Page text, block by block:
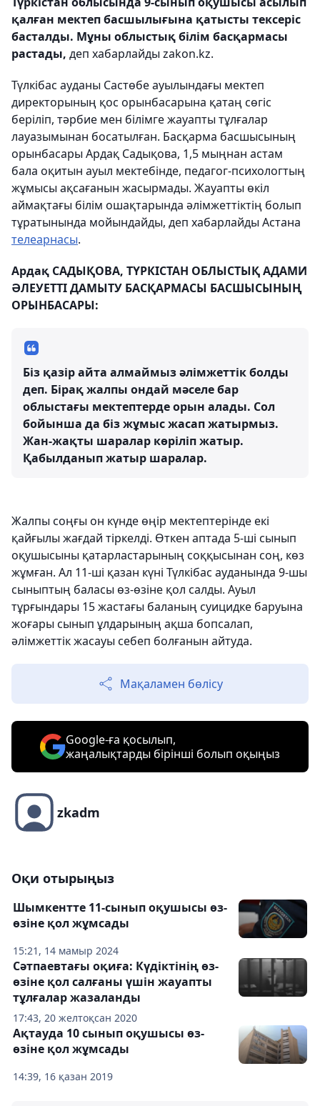
қалған мектеп басшылығына қатысты тексеріс
басталды. Мұны облыстық білім басқармасы
растады, деп хабарлайды zakon.kz.
Түлкібас ауданы Састөбе ауылындағы мектеп
директорының қос орынбасарына қатаң сөгіс
беріліп, тәрбие мен білімге жауапты тұлғалар
лауазымынан босатылған. Басқарма басшысының
орынбасары Ардақ Садықова, 1,5 мыңнан астам
бала оқитын ауыл мектебінде, педагог-психологтың
жұмысы ақсағанын жасырмады. Жауапты өкіл
аймақтағы білім ошақтарында әлімжеттіктің болып
тұратынында мойындайды, деп хабарлайды Астана
телеарнасы.
Ардақ САДЫҚОВА, ТҮРКІСТАН ОБЛЫСТЫҚ АДАМИ
ӘЛЕУЕТТІ ДАМЫТУ БАСҚАРМАСЫ БАСШЫСЫНЫҢ
ОРЫНБАСАРЫ:
Біз қазір айта алмаймыз әлімжеттік болды
деп. Бірақ жалпы ондай мәселе бар
облыстағы мектептерде орын алады. Сол
бойынша да біз жұмыс жасап жатырмыз.
Жан-жақты шаралар көріліп жатыр.
Қабылданып жатыр шаралар.
Жалпы соңғы он күнде өңір мектептерінде екі
қайғылы жағдай тіркелді. Өткен аптада 5-ші сынып
оқушысыны қатарластарының соққысынан соң, көз
жұмған. Ал 11-ші қазан күні Түлкібас ауданында 9-шы
сыныптың баласы өз-өзіне қол салды. Ауыл
тұрғындары 15 жастағы баланың суицидке баруына
жоғары сынып ұлдарының ақша бопсалап,
әлімжеттік жасауы себеп болғанын айтуда.
Мақаламен бөлісу
Google-ға қосылып,
жаңалықтарды бірінші болып оқыңыз
zkadm
Оқи отырыңыз
15:21, 14 мамыр 2024
Шымкентте 11-сынып оқушысы өз-
өзіне қол жұмсады
17:43, 20 желтоқсан 2020
Сәтпаевтағы оқиға: Күдіктінің өз-
өзіне қол салғаны үшін жауапты
тұлғалар жазаланды
14:39, 16 қазан 2019
Ақтауда 10 сынып оқушысы өз-
өзіне қол жұмсады